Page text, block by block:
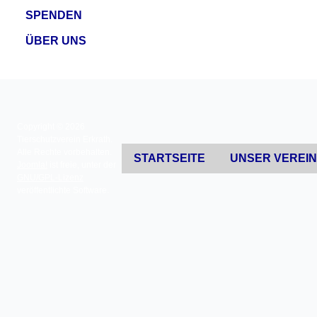
SPENDEN
ÜBER UNS
STARTSEITE UNSER VEREIN